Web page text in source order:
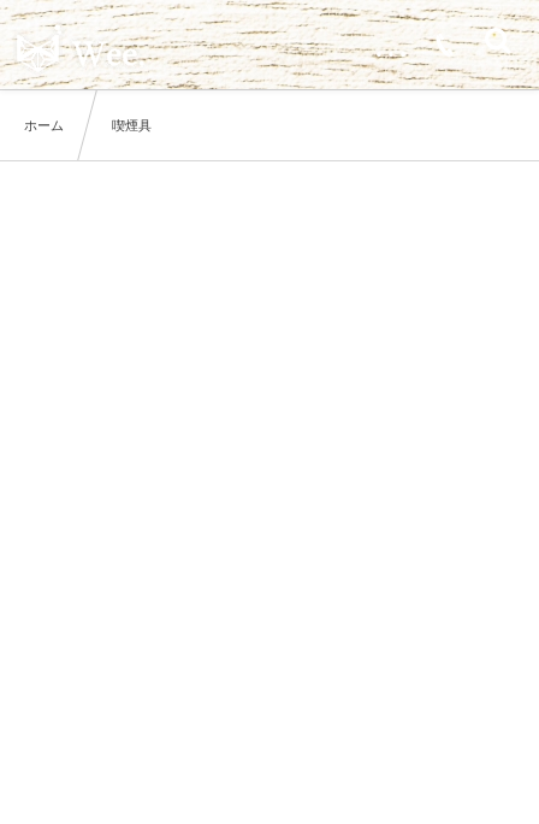
…
ホーム 喫煙具